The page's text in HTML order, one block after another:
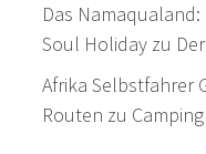
Das Namaqualand:
Soul Holiday zu
Afrika Selbstfahrer
Routen zu